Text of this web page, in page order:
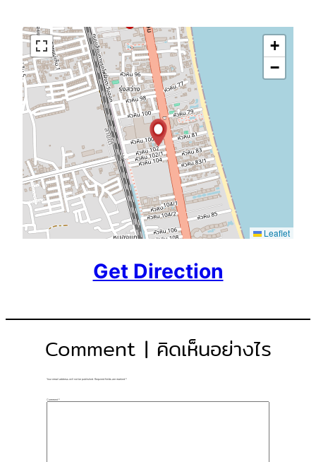
+
−
Leaflet
Get Direction
Comment | คิดเห็นอย่างไร
Your email address will not be published. Required fields are marked *
Comment *